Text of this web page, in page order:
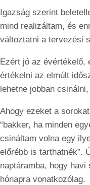
Igazság szerint
mind realizáltam, és
változtatni a tervezési
Ezért jó az évértékelő,
értékelni az elmúlt
lehetne jobban
Ahogy ezeket a
“bakker, ha minden
csináltam volna egy
előrébb is tarthatnék”.
naptáramba, hogy
hónapra vonatkozólag.